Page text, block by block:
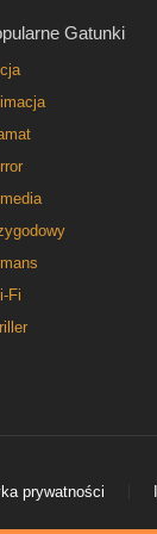
Gatunki
Fi
prywatności